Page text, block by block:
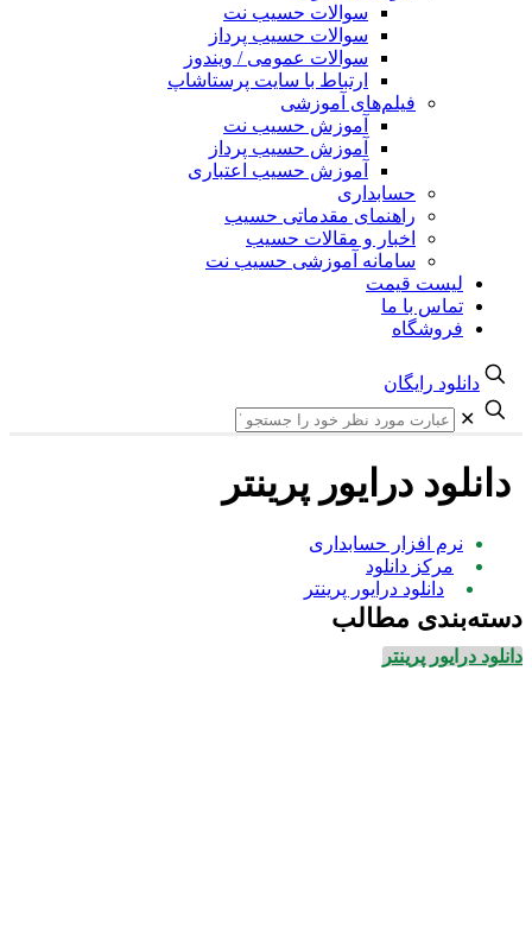
سوالات حسیب نت
سوالات حسیب پرداز
سوالات عمومی / ویندوز
ارتباط با سایت پرستاشاپ
فیلم‌های آموزشی
آموزش حسیب نت
آموزش حسیب پرداز
آموزش حسیب اعتباری
حسابداری
راهنمای مقدماتی حسیب
اخبار و مقالات حسیب
سامانه آموزشی حسیب نت
لیست قیمت
تماس با ما
فروشگاه
دانلود رایگان
✕
دانلود درایور پرینتر
نرم افزار حسابداری
مرکز دانلود
دانلود درایور پرینتر
مطالب
درایور پرینتر